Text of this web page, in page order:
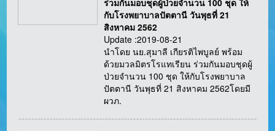
ร่วมกันมอบชุดผู้ป่วยจำนวน 100 ชุด ให้
กับโรงพยาบาลปัตตานี วันพุธที่ 21
สิงหาคม 2562
Update :2019-08-21
นำโดย นย.สุมาลี เกียรติไพบูลย์ พร้อม
ด้วยมวลมิตรโรแทเรียน ร่วมกันมอบชุดผู้
ป่วยจำนวน 100 ชุด ให้กับโรงพยาบาล
ปัตตานี วันพุธที่ 21 สิงหาคม 2562โดยมี
ผวภ.